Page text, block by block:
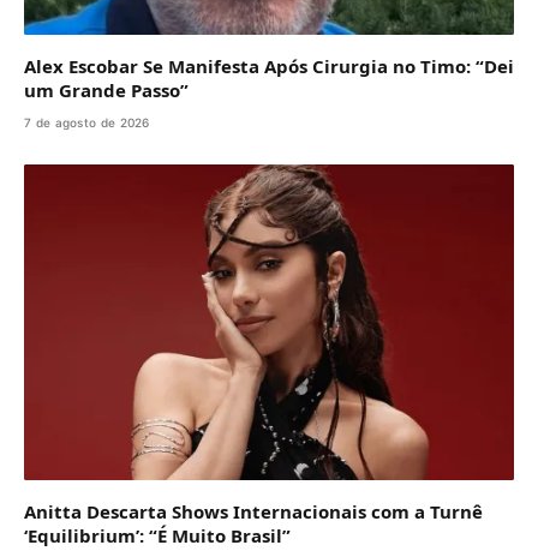
Alex Escobar Se Manifesta Após Cirurgia no Timo: “Dei
um Grande Passo”
7 de agosto de 2026
Anitta Descarta Shows Internacionais com a Turnê
‘Equilibrium’: “É Muito Brasil”